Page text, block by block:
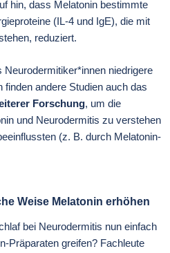
hin, dass Melatonin bestimmte
(IL-4 und IgE), die mit
reduziert.
niedrigere
finden andere Studien auch das
Forschung, um die
und Neurodermitis zu verstehen
(z. B. durch Melatonin-
Weise Melatonin erhöhen
bei Neurodermitis nun einfach
Präparaten greifen? Fachleute